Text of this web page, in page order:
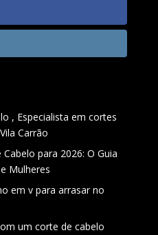
, Especialista em cortes
Carrão
para 2026: O Guia
Mulheres
em v para arrasar no
um corte de cabelo